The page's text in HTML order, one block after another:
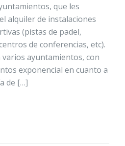
que les
alquiler de instalaciones
(pistas de padel,
de conferencias, etc).
ayuntamientos, con
exponencial en cuanto a
de […]